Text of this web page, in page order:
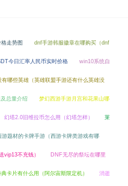
、英文等，方便全球用户使用。
走势图 dnf手游韩服徽章在哪购买（dnf
今日汇率人民币实时价格 win10系统自
有哪些英雄（英雄联盟手游还有什么英雄没
总量介绍 梦幻西游手游月宫和花果山哪
幻塔2.0旧维拉币怎么用（幻塔怎样） 莱
游题材的卡牌手游（西游卡牌类游戏有哪
vip13不充钱） DNF无尽的祭坛在哪里
卡片有什么用（阿尔宙斯限定机） 消逝